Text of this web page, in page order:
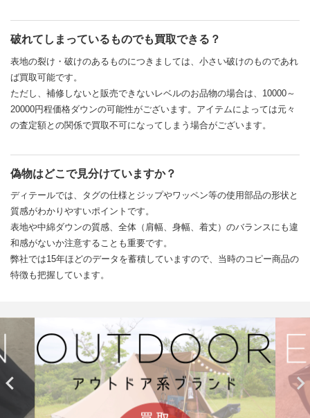
破れてしまっているものでも買取できる？
表地の裂け・破けのあるものにつきましては、小さい破けのものであれ
ば買取可能です。
ただし、補修しないと販売できないレベルのお品物の場合は、10000～
20000円程価格ダウンの可能性がございます。アイテムによっては元々
の査定額との関係で買取不可になってしまう場合がございます。
偽物はどこで見分けていますか？
ディテールでは、タグの仕様とジップやワッペン等の使用部品の形状と
質感がわかりやすいポイントです。
表地や中綿ダウンの質感、全体（肩幅、身幅、着丈）のバランスにも違
和感がないか注意することも重要です。
弊社では15年ほどのデータを蓄積していますので、当時のコピー商品の
特徴も把握しています。
 